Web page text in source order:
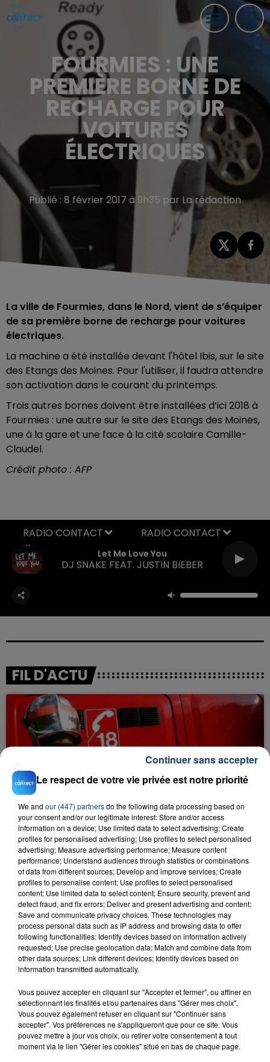
FOURMIES : UNE
PREMIÈRE BORNE DE
RECHARGE POUR
VOITURES
ÉLECTRIQUES
Publié : 8 février 2017 à 9h35 par La rédaction
La ville de Fourmies, dans le Nord, vient de s’équiper
de sa première borne de recharge pour voitures
électriques.
La machine a été installée devant l'hôtel Ibis, sur le site
des Etangs des Moines. Pour l'utiliser, il faudra attendre
son activation dans le courant du printemps.
Trois autres bornes doivent être installées d’ici 2018 à
Fourmies : une autre sur le site des Etangs des Moines,
une à la gare et une face à la cité scolaire Camille-
Claudel.
Crédit photo : AFP
Let Me Love You
DJ SNAKE FEAT. JUSTIN BIEBER
RADIO CONTACT
FIL D'ACTU
23 juillet 2026
INCENDIE MORTEL À LENS : UNE FEMME ET
SON BÉBÉ ENTRE LA VIE ET LA...
Un homme s'est immolé par le feu après avoir
aspergé sa compagne et leur bébé de trois mois
d'un liquide inflammable.
20 juillet 2026
UNE ADOLESCENTE DEVANT SE FAIRE
OPÉRER DE LA CHEVILLE RESSORT DE LA...
reconnu sa responsabilité et présenté ses
excuses.
TITRES DIFFUSÉS
Le respect de votre vie privée est notre priorité
We and our (447) partnersdo the following data processing based on
your consent and/or our legitimate interest: Store and/or access
information on a device; Use limited data to select advertising; Create
profiles for personalised advertising; Use profiles to select personalised
advertising; Measure advertising performance; Measure content
performance; Understand audiences through statistics or combinations
of data from different sources; Develop and improve services; Create
profiles to personalise content; Use profiles to select personalised
content; Use limited data to select content; Ensure security, prevent and
detect fraud, and fix errors; Deliver and present advertising and content;
Save and communicate privacy choices. These technologies may
process personal data such as IP address and browsing data to offer
following functionalities: Identify devices based on information actively
requested; Use precise geolocation data; Match and combine data from
other data sources; Link different devices; Identify devices based on
information transmitted automatically.
Vous pouvez accepter en cliquant sur "Accepter et fermer", ou affiner en
sélectionnant les finalités et/ou partenaires dans "Gérer mes choix".
Vous pouvez également refuser en cliquant sur "Continuer sans
accepter". Vos préférences ne s'appliqueront que pour ce site. Vous
pouvez mettre à jour vos choix, ou retirer votre consentement à tout
moment via le lien "Gérer les cookies" situé en bas de chaque page.
Continuer sans accepter